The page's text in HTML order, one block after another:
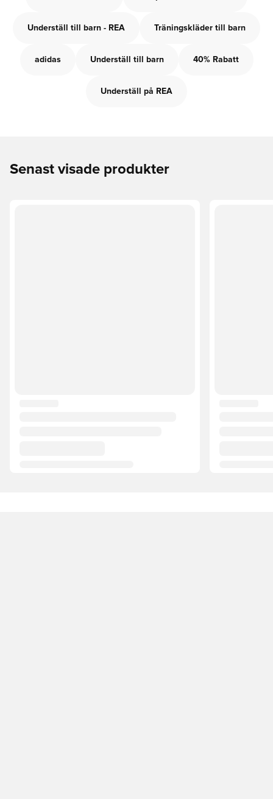
Underställ till barn - REA Träningskläder till barn
adidas Underställ till barn 40% Rabatt
Underställ på REA
Senast visade produkter